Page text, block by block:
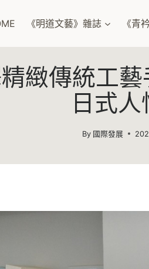
《明道文藝》雜誌 《青
緻傳統工藝
日式人
By 國際發展